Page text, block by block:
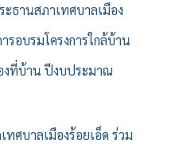
ธานสภาเทศบาลเมือง
รอบรมโครงการใกล้บ้าน
งที่บ้าน ปีงบประมาณ
ศบาลเมืองร้อยเอ็ด ร่วม